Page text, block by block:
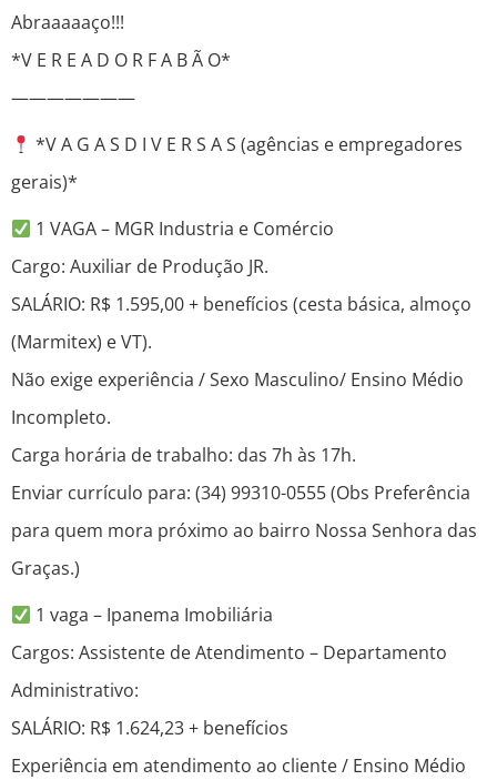
Abraaaaaço!!!
*V E R E A D O R F A B Ã O*
———————
*V A G A S D I V E R S A S (agências e empregadores
gerais)*
1 VAGA – MGR Industria e Comércio
Cargo: Auxiliar de Produção JR.
SALÁRIO: R$ 1.595,00 + benefícios (cesta básica, almoço
(Marmitex) e VT).
Não exige experiência / Sexo Masculino/ Ensino Médio
Incompleto.
Carga horária de trabalho: das 7h às 17h.
Enviar currículo para: (34) 99310-0555 (Obs Preferência
para quem mora próximo ao bairro Nossa Senhora das
Graças.)
1 vaga – Ipanema Imobiliária
Cargos: Assistente de Atendimento – Departamento
Administrativo:
SALÁRIO: R$ 1.624,23 + benefícios
Experiência em atendimento ao cliente / Ensino Médio